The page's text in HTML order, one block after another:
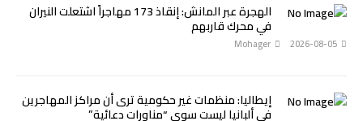
الهجرة عبر المانش: إنقاذ 173 مهاجراً اشتعلت النيران
في محرك قاربهم
2026-08-05
Mohager
إيطاليا: منظمات غير حكومية ترى أن مراكز المهاجرين
في ألبانيا ليست سوى “مناورات دعائية”